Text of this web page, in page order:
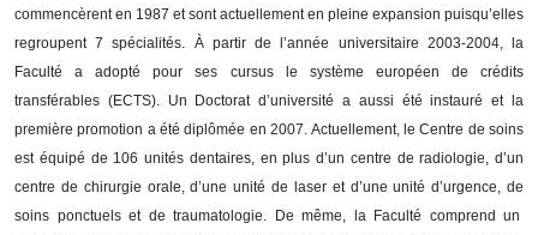
commencèrent en 1987 et sont actuellement en pleine expansion puisqu’elles
regroupent 7 spécialités. À partir de l’année universitaire 2003-2004, la
Faculté a adopté pour ses cursus le système européen de crédits
transférables (ECTS). Un Doctorat d’université a aussi été instauré et la
première promotion a été diplômée en 2007. Actuellement, le Centre de soins
est équipé de 106 unités dentaires, en plus d’un centre de radiologie, d’un
centre de chirurgie orale, d’une unité de laser et d’une unité d’urgence, de
soins ponctuels et de traumatologie. De même, la Faculté comprend un